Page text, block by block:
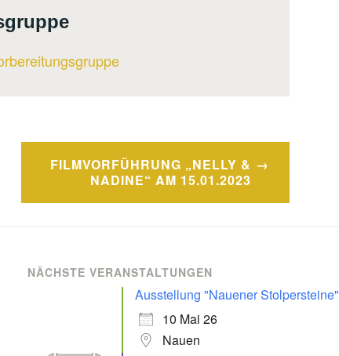
FILMVORFÜHRUNG „NELLY &
NADINE“ AM 15.01.2023
NÄCHSTE VERANSTALTUNGEN
Ausstellung "Nauener Stolpersteine"
10 Mai 26
Nauen